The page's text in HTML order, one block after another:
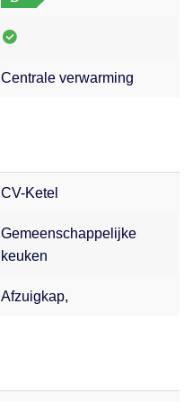
Centrale verwarming
CV-Ketel
Gemeenschappelijke
keuken
Afzuigkap,